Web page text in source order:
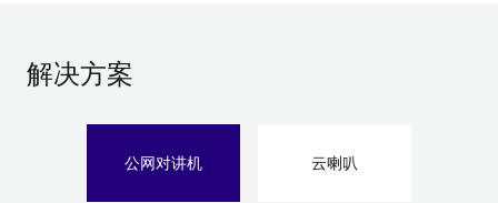
解决方案
公网对讲机 云喇叭